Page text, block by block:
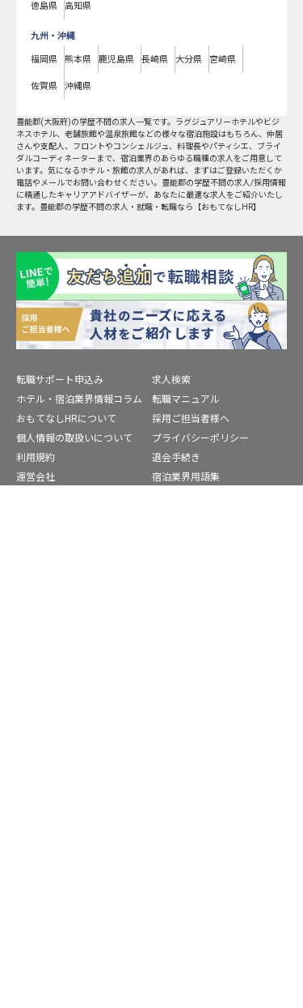
徳島県 高知県
九州・沖縄
福岡県 熊本県 鹿児島県 長崎県 大分県 宮崎県
佐賀県 沖縄県
豊能郡(大阪府)の学歴不問の求人一覧です。ラグジュアリーホテルやビジ
ネスホテル、老舗旅館や温泉旅館などの様々な宿泊施設はもちろん、仲居
さんや支配人、フロントやコンシェルジュ、料理長やパティシエ、ブライ
ダルコーディネーターまで、宿泊業界のあらゆる職種の求人をご用意して
います。気になるホテル・旅館の求人があれば、まずはご登録いただくか
電話やメールでお問い合わせください。豊能郡の学歴不問の求人/採用情報
に精通したキャリアアドバイザーが、あなたに最適な求人をご紹介いたし
ます。豊能郡の学歴不問の求人・就職・転職なら【おもてなしHR】
転職サポート申込み
求人検索
ホテル・宿泊業界情報コラム
転職マニュアル
おもてなしHRについて
採用ご担当者様へ
個人情報の取扱いについて
プライバシーポリシー
利用規約
退会手続き
運営会社
宿泊業界用語集